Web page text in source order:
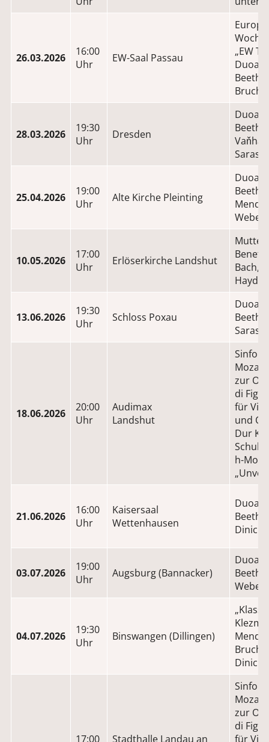
26.03.2026
16:00
Uhr
EW-Saal Passau
„EW
Bruch.
28.03.2026
19:30
Uhr
Dresden
25.04.2026
19:00
Uhr
Alte Kirche Pleinting
Weber
10.05.2026
17:00
Uhr
Erlöserkirche Landshut
Bach,
13.06.2026
19:30
Uhr
Schloss Poxau
18.06.2026
20:00
Uhr
Audimax
Landshut
zur
di
für
und
Dur KV
h-Moll
21.06.2026
16:00
Uhr
Kaisersaal
Wettenhausen
Dinicu,
03.07.2026
19:00
Uhr
Augsburg (Bannacker)
04.07.2026
19:30
Uhr
Binswangen (Dillingen)
Bruch,
Dinicu,
17:00 Stadthalle Landau an
zur
di
für